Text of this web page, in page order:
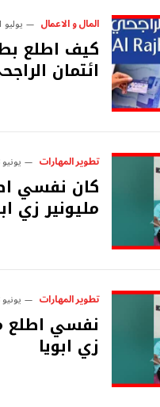
المال و الاعمال يوليو 11, 2024
كيف اطلع
ائتمان
تطوير المهارات يونيو 28, 2024
كان نفسي
مليونير زي
تطوير المهارات يونيو 28, 2024
نفسي اطلع
زي ابويا